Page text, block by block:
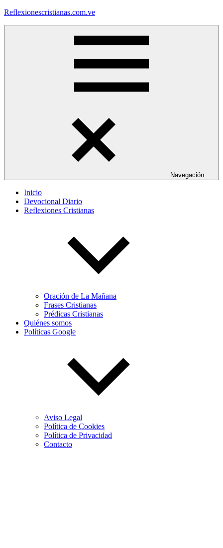
Saltar
Reflexionescristianas.com.ve
Navegación
Inicio
Devocional Diario
Reflexiones Cristianas
Oración de La Mañana
Frases Cristianas
Prédicas Cristianas
Quiénes somos
Políticas Google
Aviso Legal
Política de Cookies
Política de Privacidad
Contacto